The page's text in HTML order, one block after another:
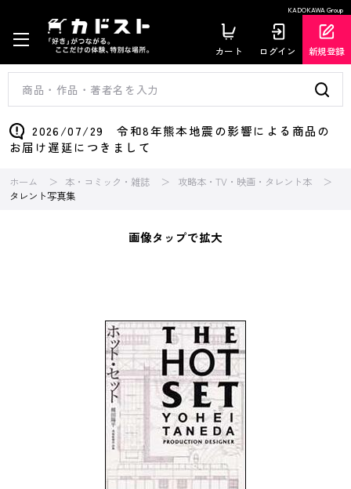
KADOKAWA Group
カート ログイン 新規登録
2026/07/29 令和8年熊本地震の影響による商品の
お届け遅延につきまして
ホーム 本・コミック・雑誌
攻略本・TV・映画・タレント本
タレント写真集
画像タップで拡大